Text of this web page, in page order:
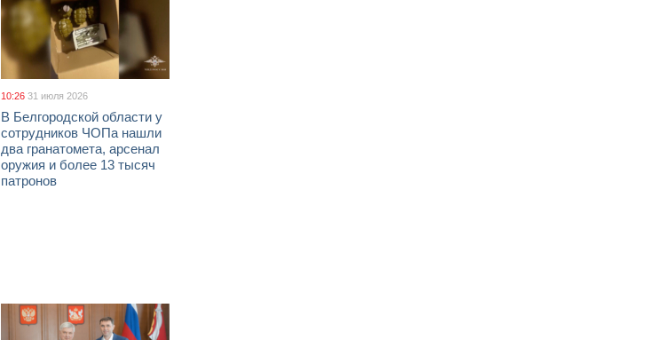
10:26 31 июля 2026
В Белгородской области у
сотрудников ЧОПа нашли
два гранатомета, арсенал
оружия и более 13 тысяч
патронов